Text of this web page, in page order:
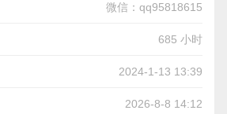
微信：qq95818615
685 小时
2024-1-13 13:39
2026-8-8 14:12